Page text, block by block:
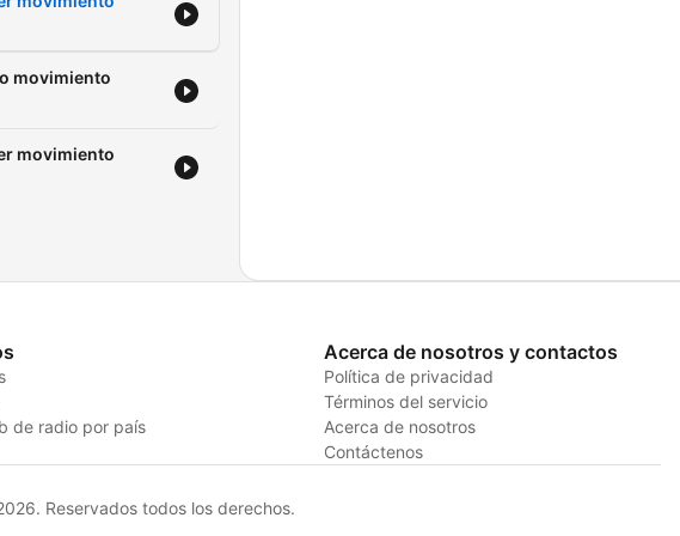
Chopin
para piano
el estilo
pianista y
fue compuesta
No. 1, fue
movimiento
movimiento
de radio por país
Acerca de nosotros y contactos
Política de privacidad
Términos del servicio
Acerca de nosotros
Contáctenos
Reservados todos los derechos.